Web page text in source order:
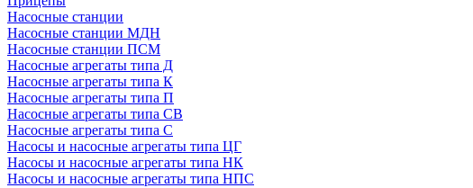
Насосные станции
Насосные станции МДН
Насосные станции ПСМ
Насосные агрегаты типа Д
Насосные агрегаты типа К
Насосные агрегаты типа П
Насосные агрегаты типа СВ
Насосные агрегаты типа С
Насосы и насосные агрегаты типа ЦГ
Насосы и насосные агрегаты типа НК
Насосы и насосные агрегаты типа НПС